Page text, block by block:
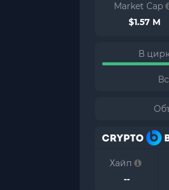
Market Cap
$1.57 M
В
Хайп
--